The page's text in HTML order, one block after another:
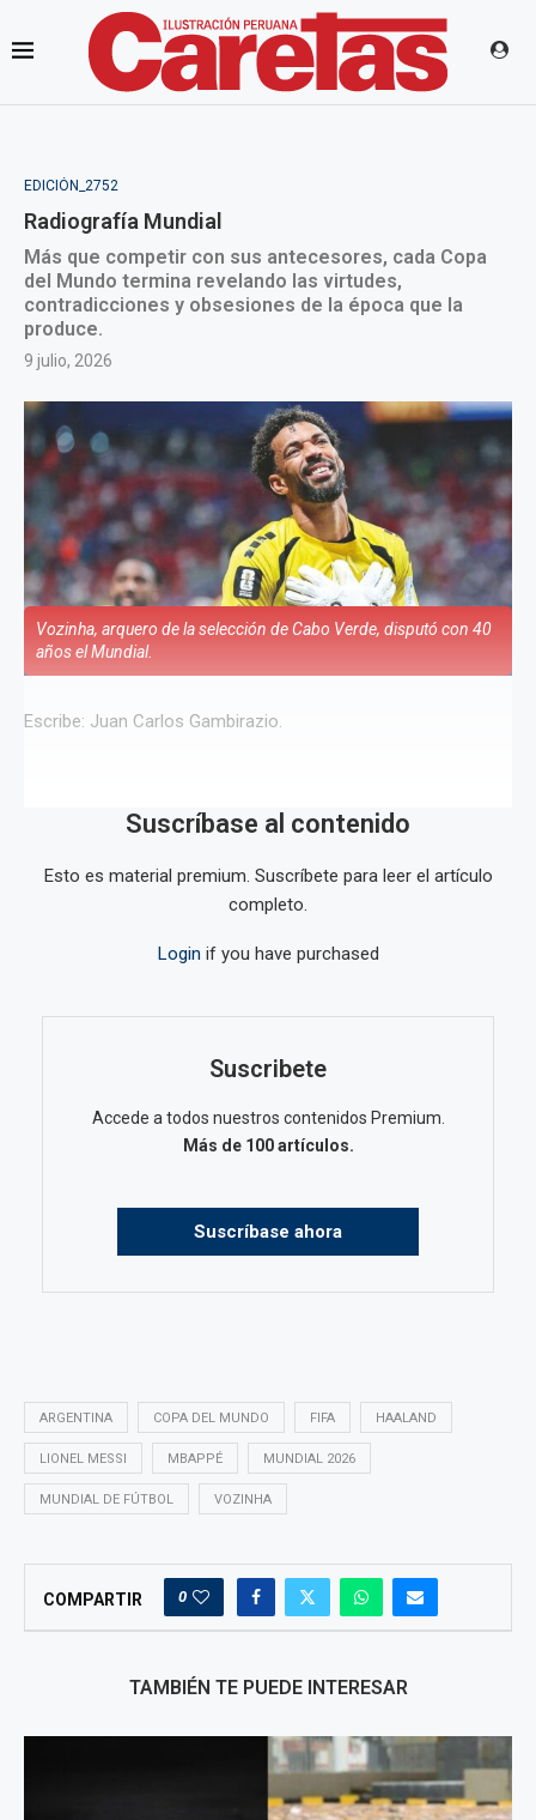
EDICIÓN_2752
Radiografía Mundial
Más que competir con sus antecesores, cada Copa
del Mundo termina revelando las virtudes,
contradicciones y obsesiones de la época que la
produce.
9 julio, 2026
Vozinha, arquero de la selección de Cabo Verde, disputó con 40
años el Mundial.
Escribe: Juan Carlos Gambirazio.
Suscríbase al contenido
Esto es material premium. Suscríbete para leer el artículo
completo.
Login if you have purchased
Suscribete
Accede a todos nuestros contenidos Premium.
Más de 100 artículos.
Suscríbase ahora
ARGENTINA COPA DEL MUNDO FIFA HAALAND
LIONEL MESSI MBAPPÉ MUNDIAL 2026
MUNDIAL DE FÚTBOL VOZINHA
COMPARTIR 0
TAMBIÉN TE PUEDE INTERESAR